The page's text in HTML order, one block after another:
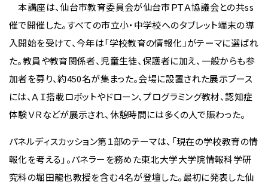
本講座は、仙台市教育委員会が仙台市ＰＴＡ協議会との共ss
催で開催した。すべての市立小・中学校へのタブレット端末の導
入開始を受けて、今年は「学校教育の情報化」がテーマに選ばれ
た。教員や教育関係者、児童生徒、保護者に加え、一般からも参
加者を募り、約450名が集まった。会場に設置された展示ブース
には、ＡＩ搭載ロボットやドローン、プログラミング教材、認知症
体験ＶＲなどが展示され、休憩時間には多くの人で賑わった。
パネルディスカッション第１部のテーマは、「現在の学校教育の情
報化を考える」。パネラーを務めた東北大学大学院情報科学研
究科の堀田龍也教授を含む４名が登壇した。最初に発表した仙